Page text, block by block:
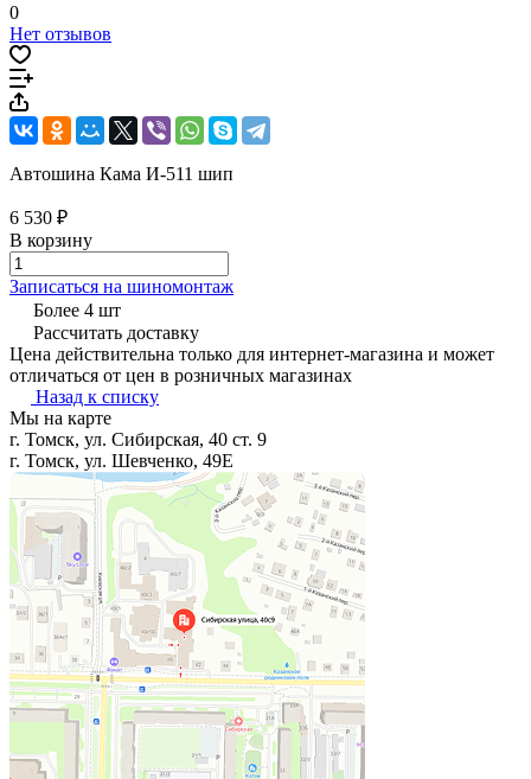
0
Нет отзывов
Автошина Кама И-511 шип
6 530 ₽
В корзину
Записаться на шиномонтаж
Более 4 шт
Рассчитать доставку
Цена действительна только для интернет-магазина и может
отличаться от цен в розничных магазинах
Назад к списку
Мы на карте
г. Томск, ул. Сибирская, 40 ст. 9
г. Томск, ул. Шевченко, 49Е